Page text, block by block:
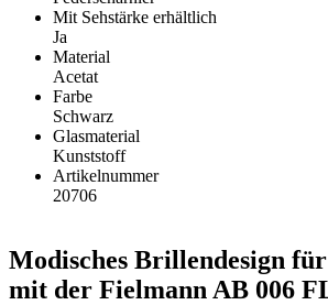
Mit Sehstärke erhältlich
Ja
Material
Acetat
Farbe
Schwarz
Glasmaterial
Kunststoff
Artikelnummer
20706
Modisches Brillendesign
mit der Fielmann AB 006